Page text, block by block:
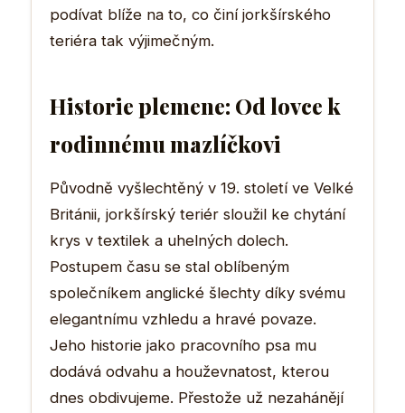
podívat blíže na to, co činí jorkšírského
teriéra tak výjimečným.
Historie plemene: Od lovce k
rodinnému mazlíčkovi
Původně vyšlechtěný v 19. století ve Velké
Británii, jorkšírský teriér sloužil ke chytání
krys v textilek a uhelných dolech.
Postupem času se stal oblíbeným
společníkem anglické šlechty díky svému
elegantnímu vzhledu a hravé povaze.
Jeho historie jako pracovního psa mu
dodává odvahu a houževnatost, kterou
dnes obdivujeme. Přestože už nezahánějí